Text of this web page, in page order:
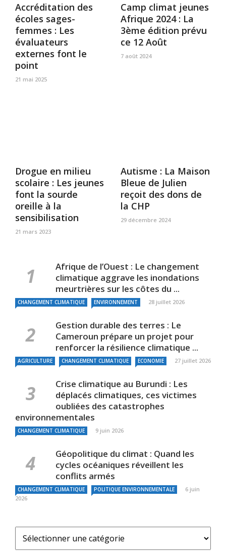
Accréditation des
écoles sages-
femmes : Les
évaluateurs
externes font le
point
21 mai 2025
Camp climat jeunes
Afrique 2024 : La
3ème édition prévu
ce 12 Août
7 août 2024
Drogue en milieu
scolaire : Les jeunes
font la sourde
oreille à la
sensibilisation
21 mars 2023
Autisme : La Maison
Bleue de Julien
reçoit des dons de
la CHP
29 décembre 2024
Afrique de l’Ouest : Le changement
climatique aggrave les inondations
meurtrières sur les côtes du ...
CHANGEMENT CLIMATIQUE ENVIRONNEMENT 28 juillet 2026
Gestion durable des terres : Le
Cameroun prépare un projet pour
renforcer la résilience climatique ...
AGRICULTURE CHANGEMENT CLIMATIQUE ECONOMIE 27 juillet 2026
Crise climatique au Burundi : Les
déplacés climatiques, ces victimes
oubliées des catastrophes
environnementales
CHANGEMENT CLIMATIQUE 9 juin 2026
Géopolitique du climat : Quand les
cycles océaniques réveillent les
conflits armés
CHANGEMENT CLIMATIQUE POLITIQUE ENVIRONNEMENTALE
6 juin
2026